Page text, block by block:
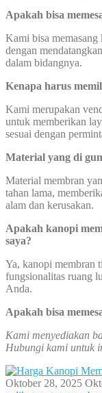
Apakah bisa
Kami bisa
dengan
dalam bidangnya.
Kenapa harus
Kami merupakan
untuk memberikan
sesuai dengan
Material yang di
Material membran
tahan lama,
alam dan kerusakan.
Apakah kanopi
saya?
Ya, kanopi membran
fungsionalitas ruang
Anda.
Apakah bisa
Kami menyediakan
Hubungi kami untuk
Oktober 28, 2025